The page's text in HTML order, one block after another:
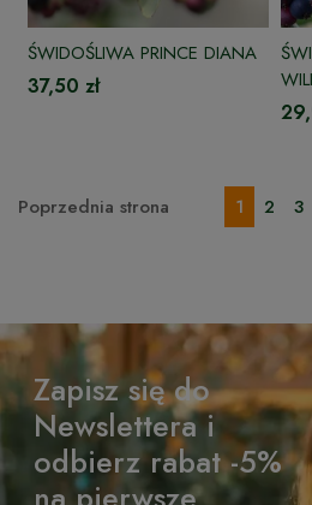
ŚWIDOŚLIWA PRINCE DIANA
37,50 zł
Poprzednia strona 1 2 3
Zapisz się do
Newslettera i
odbierz rabat -5%